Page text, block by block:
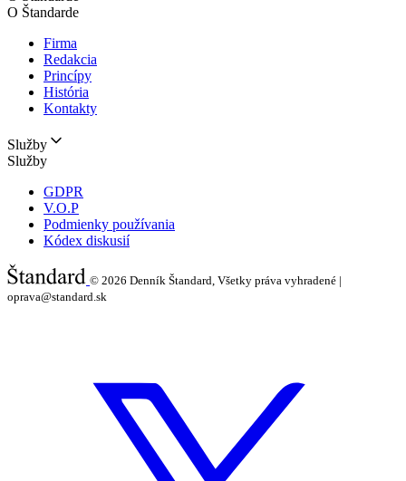
O Štandarde
Firma
Redakcia
Princípy
História
Kontakty
Služby
Služby
GDPR
V.O.P
Podmienky používania
Kódex diskusií
© 2026 Denník Štandard, Všetky práva vyhradené |
oprava@standard.sk